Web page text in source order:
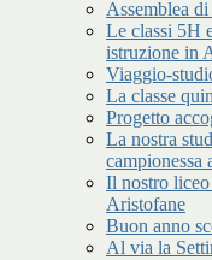
Assemblea
Le classi 5H
istruzione in
Viaggio-
La classe
Progetto
La nostra
campionessa
Il nostro
Aristofane
Buon anno
Al via la